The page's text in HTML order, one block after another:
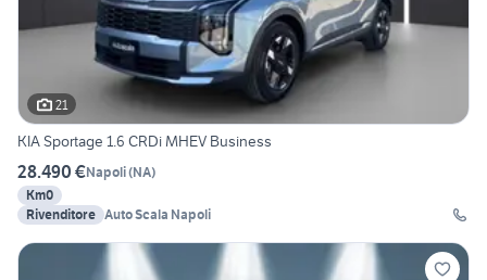
21
KIA Sportage 1.6 CRDi MHEV Business
28.490 €Napoli(NA)
Km0
Rivenditore Auto Scala Napoli